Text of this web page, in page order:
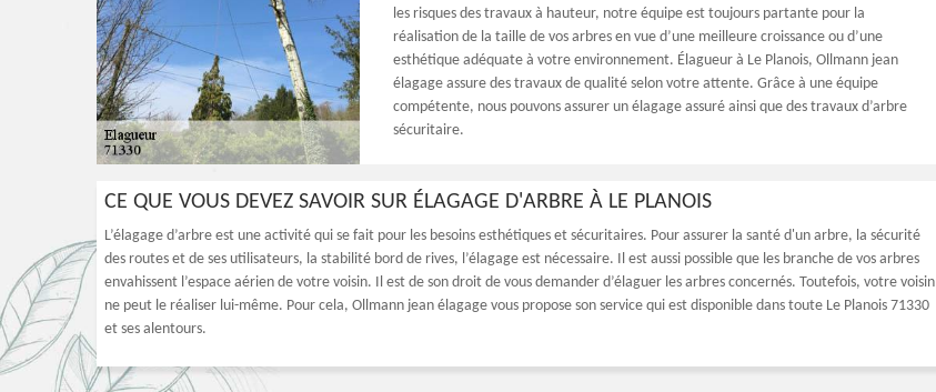
les risques des travaux à hauteur, notre équipe est toujours partante pour la
réalisation de la taille de vos arbres en vue d’une meilleure croissance ou d’une
esthétique adéquate à votre environnement. Élagueur à Le Planois, Ollmann jean
élagage assure des travaux de qualité selon votre attente. Grâce à une équipe
compétente, nous pouvons assurer un élagage assuré ainsi que des travaux d’arbre
sécuritaire.
CE QUE VOUS DEVEZ SAVOIR SUR ÉLAGAGE D'ARBRE À LE PLANOIS
L’élagage d’arbre est une activité qui se fait pour les besoins esthétiques et sécuritaires. Pour assurer la santé d'un arbre, la sécurité
des routes et de ses utilisateurs, la stabilité bord de rives, l’élagage est nécessaire. Il est aussi possible que les branche de vos arbres
envahissent l’espace aérien de votre voisin. Il est de son droit de vous demander d’élaguer les arbres concernés. Toutefois, votre voisin
ne peut le réaliser lui-même. Pour cela, Ollmann jean élagage vous propose son service qui est disponible dans toute Le Planois 71330
et ses alentours.